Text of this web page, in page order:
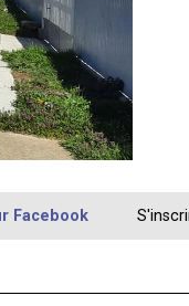
Facebook